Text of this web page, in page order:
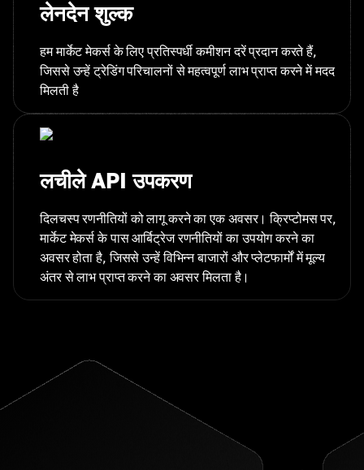
लेनदेन शुल्क
हम मार्केट मेकर्स के लिए प्रतिस्पर्धी कमीशन दरें प्रदान करते हैं,
जिससे उन्हें ट्रेडिंग परिचालनों से महत्वपूर्ण लाभ प्राप्त करने में मदद
मिलती है
लचीले API उपकरण
दिलचस्प रणनीतियों को लागू करने का एक अवसर। क्रिप्टोमस पर,
मार्केट मेकर्स के पास आर्बिट्रेज रणनीतियों का उपयोग करने का
अवसर होता है, जिससे उन्हें विभिन्न बाजारों और प्लेटफार्मों में मूल्य
अंतर से लाभ प्राप्त करने का अवसर मिलता है।